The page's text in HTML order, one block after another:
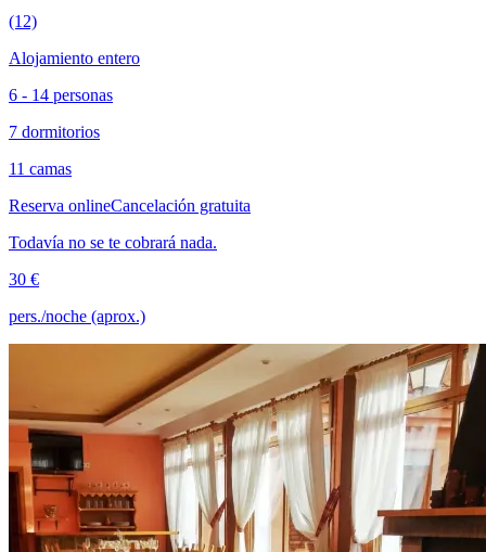
(12)
Alojamiento entero
6 - 14 personas
7 dormitorios
11 camas
Reserva onlineCancelación gratuita
Todavía no se te cobrará nada.
30 €
pers./noche (aprox.)